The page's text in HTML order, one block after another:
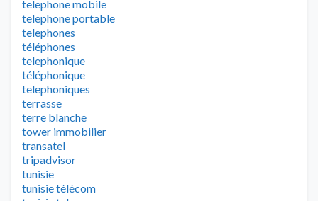
telephone mobile
telephone portable
telephones
téléphones
telephonique
téléphonique
telephoniques
terrasse
terre blanche
tower immobilier
transatel
tripadvisor
tunisie
tunisie télécom